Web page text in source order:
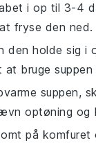
i op til 3-4
fryse den ned.
den holde sig i
at bruge suppen
suppen,
optøning og
på